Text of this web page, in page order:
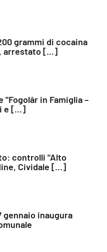
grammi di cocaina
arrestato [...]
"Fogolâr in Famiglia –
e [...]
controlli "Alto
Cividale [...]
gennaio inaugura